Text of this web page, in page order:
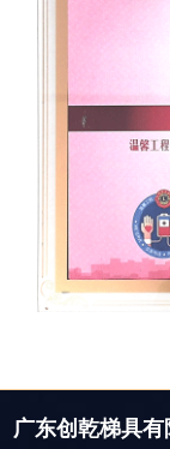
广东创乾梯具有